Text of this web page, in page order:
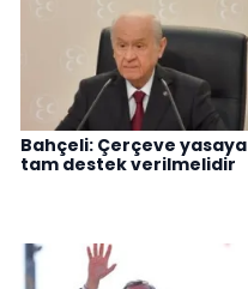
Bahçeli: Çerçeve yasaya
tam destek verilmelidir